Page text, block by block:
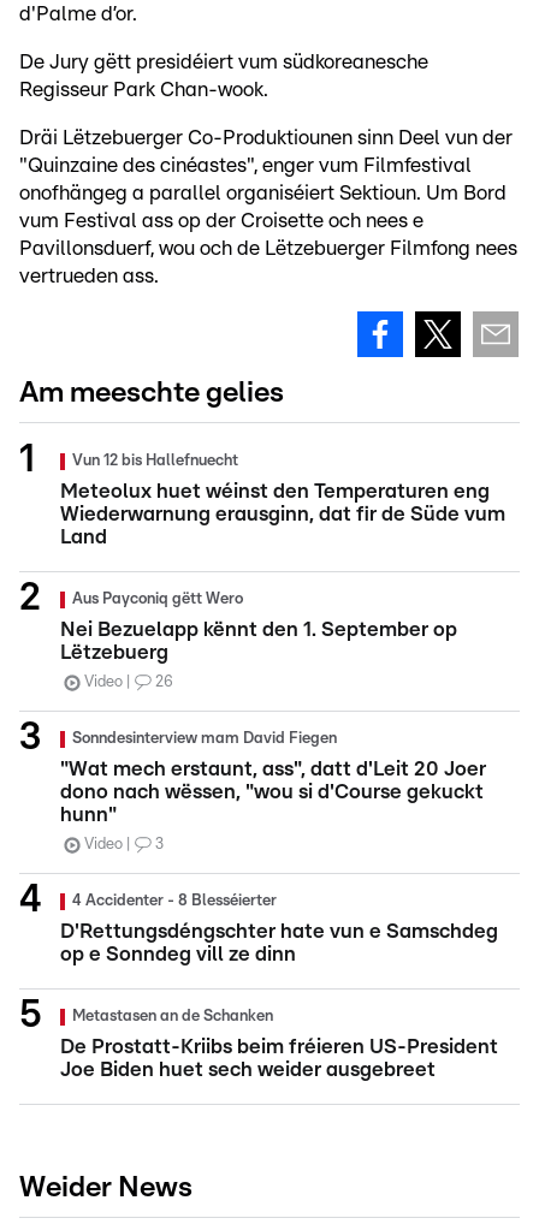
d'Palme d’or.
De Jury gëtt presidéiert vum südkoreanesche
Regisseur Park Chan-wook.
Dräi Lëtzebuerger Co-Produktiounen sinn Deel vun der
"Quinzaine des cinéastes", enger vum Filmfestival
onofhängeg a parallel organiséiert Sektioun. Um Bord
vum Festival ass op der Croisette och nees e
Pavillonsduerf, wou och de Lëtzebuerger Filmfong nees
vertrueden ass.
Am meeschte gelies
Vun 12 bis Hallefnuecht
Meteolux huet wéinst den Temperaturen eng
Wiederwarnung erausginn, dat fir de Süde vum
Land
Aus Payconiq gëtt Wero
Nei Bezuelapp kënnt den 1. September op
Lëtzebuerg
Video 26
Sonndesinterview mam David Fiegen
"Wat mech erstaunt, ass", datt d'Leit 20 Joer
dono nach wëssen, "wou si d'Course gekuckt
hunn"
Video 3
4 Accidenter - 8 Blesséierter
D'Rettungsdéngschter hate vun e Samschdeg
op e Sonndeg vill ze dinn
Metastasen an de Schanken
De Prostatt-Kriibs beim fréieren US-President
Joe Biden huet sech weider ausgebreet
Weider News